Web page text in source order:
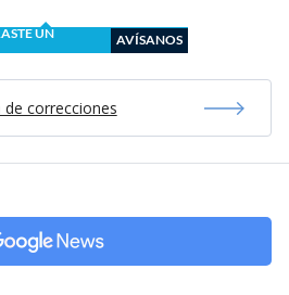
UN
AVÍSANOS
de correcciones